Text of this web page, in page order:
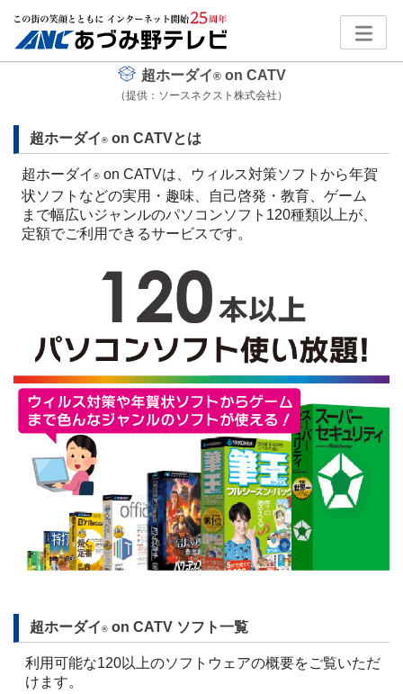
超ホーダイ®on CATV
（提供：ソースネクスト株式会社）
超ホーダイ ® on CATVとは
超ホーダイ® on CATVは、ウィルス対策ソフトから年賀
状ソフトなどの実用・趣味、自己啓発・教育、ゲーム
まで幅広いジャンルのパソコンソフト120種類以上が、
定額でご利用できるサービスです。
超ホーダイ ® on CATV ソフト一覧
利用可能な120以上のソフトウェアの概要をご覧いただ
けます。